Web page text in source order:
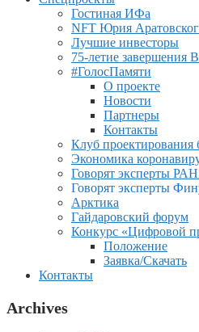
Гостиная ИФа
NFT Юрия
Лучшие инвесторы
75-летие завершения
#ГолосПамяти
О проекте
Новости
Партнеры
Контакты
Клуб проектирования
Экономика
Говорят эксперты
Говорят эксперты
Арктика
Гайдаровский форум
Конкурс «Цифровой
Положение
Заявка/Скачать
Контакты
Archives